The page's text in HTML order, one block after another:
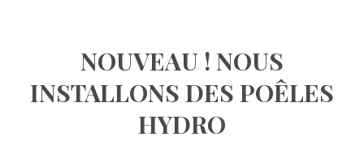
NOUVEAU ! NOUS
INSTALLONS DES POÊLES
HYDRO